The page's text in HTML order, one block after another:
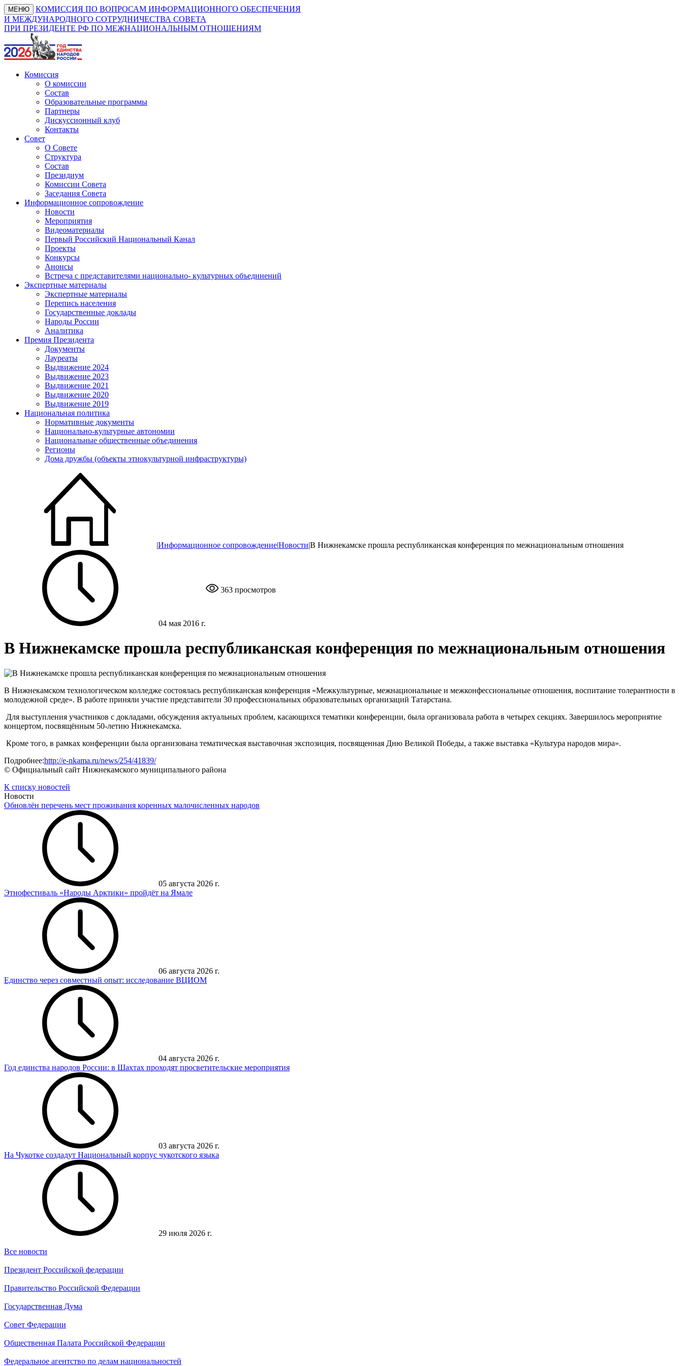
МЕНЮ
КОМИССИЯ ПО ВОПРОСАМ ИНФОРМАЦИОННОГО ОБЕСПЕЧЕНИЯ
И МЕЖДУНАРОДНОГО СОТРУДНИЧЕСТВА СОВЕТА
ПРИ ПРЕЗИДЕНТЕ РФ ПО МЕЖНАЦИОНАЛЬНЫМ ОТНОШЕНИЯМ
Комиссия
О комиссии
Состав
Образовательные программы
Партнеры
Дискуссионный клуб
Контакты
Совет
О Совете
Структура
Состав
Президиум
Комиссии Совета
Заседания Совета
Информационное сопровождение
Новости
Мероприятия
Видеоматериалы
Первый Российский Национальный Канал
Проекты
Конкурсы
Анонсы
Встреча с представителями национально- культурных объединений
Экспертные материалы
Экспертные материалы
Перепись населения
Государственные доклады
Народы России
Аналитика
Премия Президента
Документы
Лауреаты
Выдвижение 2024
Выдвижение 2023
Выдвижение 2021
Выдвижение 2020
Выдвижение 2019
Национальная политика
Нормативные документы
Национально-культурные автономии
Национальные общественные объединения
Регионы
Дома дружбы (объекты этнокультурной инфраструктуры)
|Информационное сопровождение|Новости|В Нижнекамске прошла республиканская конференция по межнациональным отношения
04 мая 2016 г.
363 просмотров
В Нижнекамске прошла республиканская конференция по межнациональным отношения
В Нижнекамском технологическом колледже состоялась республиканская конференция «Межкультурные, межнациональные и межконфессиональные отношения, воспитание толерантности в
молодежной среде». В работе приняли участие представители 30 профессиональных образовательных организаций Татарстана.
Для выступления участников с докладами, обсуждения актуальных проблем, касающихся тематики конференции, была организовала работа в четырех секциях. Завершилось мероприятие
концертом, посвящённым 50-летию Нижнекамска.
Кроме того, в рамках конференции была организована тематическая выставочная экспозиция, посвященная Дню Великой Победы, а также выставка «Культура народов мира».
Подробнее:http://e-nkama.ru/news/254/41839/
© Официальный сайт Нижнекамского муниципального района
К списку новостей
Новости
Обновлён перечень мест проживания коренных малочисленных народов
05 августа 2026 г.
Этнофестиваль «Народы Арктики» пройдёт на Ямале
06 августа 2026 г.
Единство через совместный опыт: исследование ВЦИОМ
04 августа 2026 г.
Год единства народов России: в Шахтах проходят просветительские мероприятия
03 августа 2026 г.
На Чукотке создадут Национальный корпус чукотского языка
29 июля 2026 г.
Все новости
Президент Российской федерации
Правительство Российской Федерации
Государственная Дума
Совет Федерации
Общественная Палата Российской Федерации
Федеральное агентство по делам национальностей